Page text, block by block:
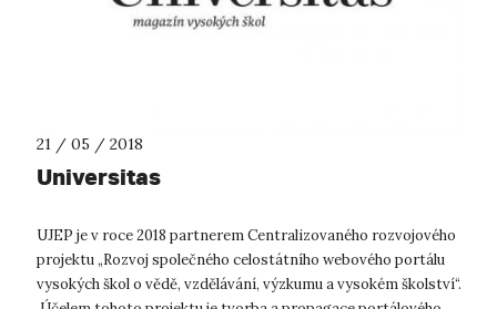
21 / 05 / 2018
Universitas
UJEP je v roce 2018 partnerem Centralizovaného rozvojového
projektu „Rozvoj společného celostátního webového portálu
vysokých škol o vědě, vzdělávání, výzkumu a vysokém školství“.